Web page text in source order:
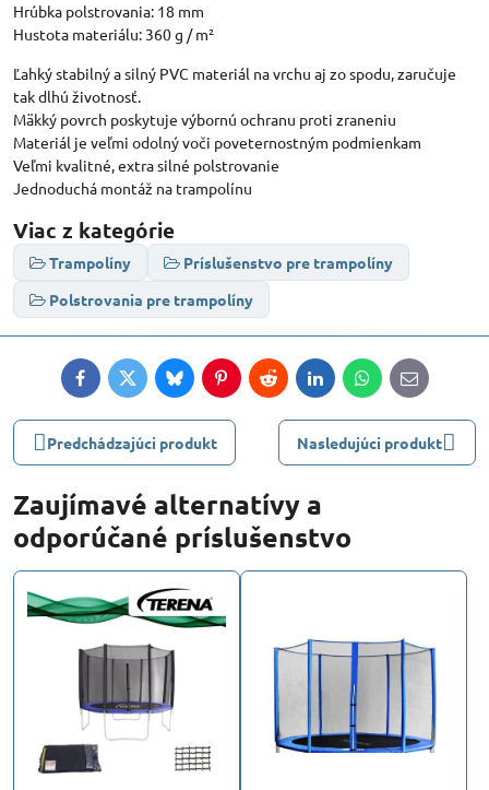
Hrúbka polstrovania: 18 mm
Hustota materiálu: 360 g / m²
Ľahký stabilný a silný PVC materiál na vrchu aj zo spodu, zaručuje
tak dlhú životnosť.
Mäkký povrch poskytuje výbornú ochranu proti zraneniu
Materiál je veľmi odolný voči poveternostným podmienkam
Veľmi kvalitné, extra silné polstrovanie
Jednoduchá montáž na trampolínu
Viac z kategórie
Trampolíny
Príslušenstvo pre trampolíny
Polstrovania pre trampolíny
FacebookTwitterBlueskyPinterestRedditLinkedInWhatsApp
E-
mail
Predchádzajúci produkt Nasledujúci produkt
Zaujímavé alternatívy a
odporúčané príslušenstvo